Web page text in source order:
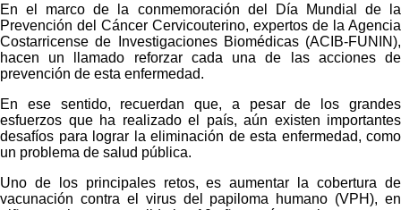
En el marco de la conmemoración del Día Mundial de la
Prevención del Cáncer Cervicouterino, expertos de la Agencia
Costarricense de Investigaciones Biomédicas (ACIB-FUNIN),
hacen un llamado reforzar cada una de las acciones de
prevención de esta enfermedad.
En ese sentido, recuerdan que, a pesar de los grandes
esfuerzos que ha realizado el país, aún existen importantes
desafíos para lograr la eliminación de esta enfermedad, como
un problema de salud pública.
Uno de los principales retos, es aumentar la cobertura de
vacunación contra el virus del papiloma humano (VPH), en